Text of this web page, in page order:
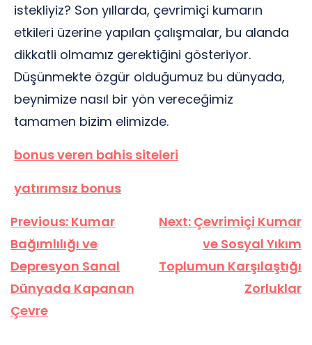
istekliyiz? Son yıllarda, çevrimiçi kumarın
etkileri üzerine yapılan çalışmalar, bu alanda
dikkatli olmamız gerektiğini gösteriyor.
Düşünmekte özgür olduğumuz bu dünyada,
beynimize nasıl bir yön vereceğimiz
tamamen bizim elimizde.
bonus veren bahis siteleri
yatırımsız bonus
Yazı
gezinmesi
Previous: Kumar
Bağımlılığı ve
Depresyon Sanal
Dünyada Kapanan
Çevre
Next: Çevrimiçi Kumar
ve Sosyal Yıkım
Toplumun Karşılaştığı
Zorluklar